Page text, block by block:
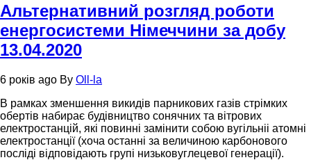
Альтернативний розгляд роботи
енергосистеми Німеччини за добу
13.04.2020
6 років ago By Oll-la
В рамках зменшення викидів парникових газів стрімких
обертів набирає будівництво сонячних та вітрових
електростанцій, які повинні замінити собою вугільніі атомні
електростанції (хоча останні за величиною карбонового
посліді відповідають групі низьковуглецевої генерації).